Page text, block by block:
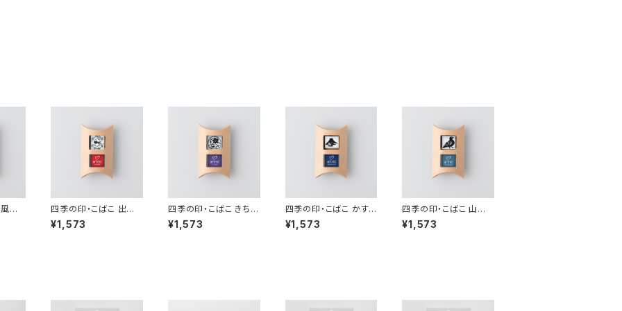
鈴
四季の印・こばこ 出目
金 KB-171
¥1,573
四季の印・こばこ きちこ
う KB-113
¥1,573
四季の印・こばこ かす
み富士 KB-4
¥1,573
四季の印・こばこ 山鳩
KB-211
¥1,573